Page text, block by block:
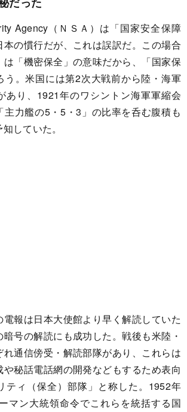
Agency（ＮＳＡ）は「国家安全保障
本の慣行だが、これは誤訳だ。この場合
は「機密保全」の意味だから、「国家保
う。米国には第2次大戦前から陸・海軍
あり、1921年のワシントン海軍軍縮会
主力艦の5・5・3」の比率を呑む腹積も
していた。
報は日本大使館より早く解読していた
暗号の解読にも成功した。戦後も米陸・
通信傍受・解読部隊があり、これらは
や秘話電話網の開発などもするため表向
ティ（保全）部隊」と称した。1952年
マン大統領命令でこれらを統括する国